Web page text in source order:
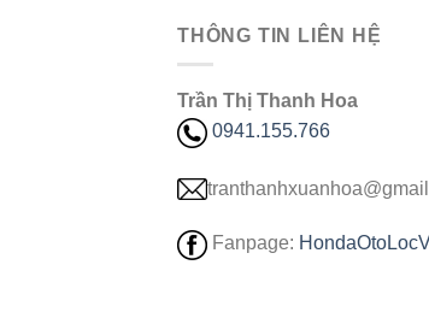
THÔNG TIN LIÊN HỆ
Trần Thị Thanh Hoa
0941.155.766
Fanpage: